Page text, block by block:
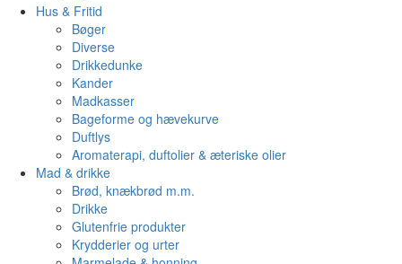
Hus & Fritid
Bøger
Diverse
Drikkedunke
Kander
Madkasser
Bageforme og hævekurve
Duftlys
Aromaterapi, duftolier & æteriske olier
Mad & drikke
Brød, knækbrød m.m.
Drikke
Glutenfrie produkter
Krydderier og urter